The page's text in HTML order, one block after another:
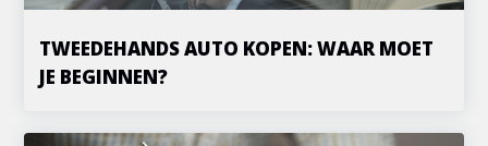
TWEEDEHANDS AUTO KOPEN: WAAR MOET
JE BEGINNEN?